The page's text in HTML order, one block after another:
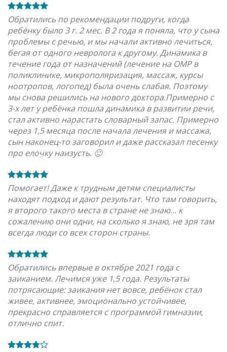
Обратились по рекомендации подруги, когда
ребёнку было 3 г. 2 мес. В 2 года я поняла, что у сына
проблемы с речью, и мы начали активно лечиться,
бегая от одного невролога к другому. Динамика в
течение года от назначений (лечение на ОМР в
поликлинике, микрополяризация, массаж, курсы
ноотропов, логопед) была очень слабая. Поэтому
мы снова решились на нового доктора.Примерно с
3-х лет у ребёнка пошла динамика в развитии речи,
стал активно нарастать словарный запас. Примерно
через 1,5 месяца после начала лечения и массажа,
сын наконец-то заговорил и даже рассказал песенку
про елочку наизусть. 🙂
Помогает! Даже к трудным детям специалисты
находят подход и дают результат. Что там говорить,
я второго такого места в стране не знаю… к
сожалению они одни, на сколько я знаю, не зря там
всегда люди со всех сторон страны.
Обратились впервые в октябре 2021 года с
заиканием. Лечимся уже 1,5 года. Результаты
потрясающие: заикания нет вовсе, ребёнок стал
живее, активнее, эмоционально устойчивее,
прекрасно справляется с программой гимназии,
отлично спит.